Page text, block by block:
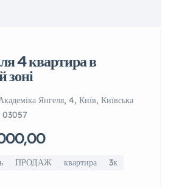
4 квартира в
зоні
Янгеля, 4, Київ, Київська
03057
ПРОДАЖ квартира 3к